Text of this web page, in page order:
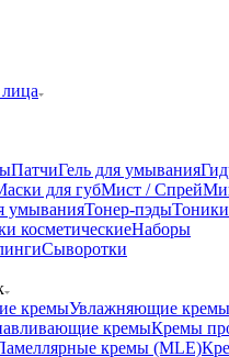
ПатчиГель для умывания
для губМист / Спрей
умыванияТонер-пэды
косметическиеНаборы
Сыворотки
кремыУвлажняющие кремы
кремыКремы
кремы (MLE)